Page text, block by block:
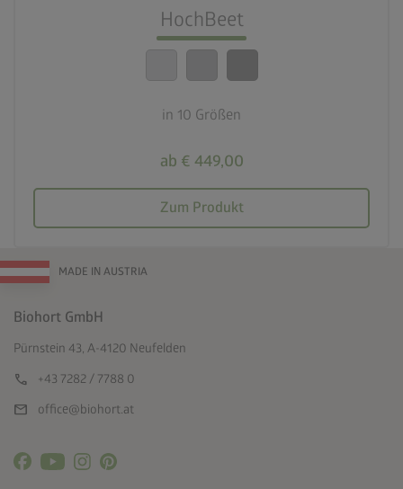
HochBeet
in 10 Größen
ab € 449,00
Zum Produkt
calendar_month
20 Jahre Garantie
MADE IN AUSTRIA
Biohort GmbH
Pürnstein 43, A-4120 Neufelden
call +43 7282 / 7788 0
mail office@biohort.at